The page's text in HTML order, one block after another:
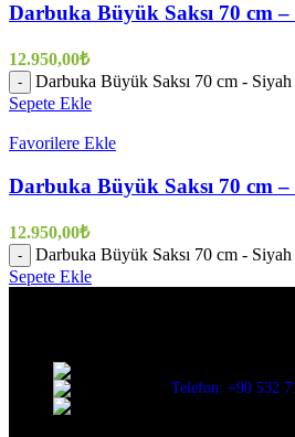
Darbuka Büyük Saksı 70 cm
12.950,00₺
- Darbuka Büyük Saksı 70 cm -
Sepete Ekle
Favorilere Ekle
Darbuka Büyük Saksı 70 cm
12.950,00₺
- Darbuka Büyük Saksı 70 cm -
Sepete Ekle
Telefon: +90 532